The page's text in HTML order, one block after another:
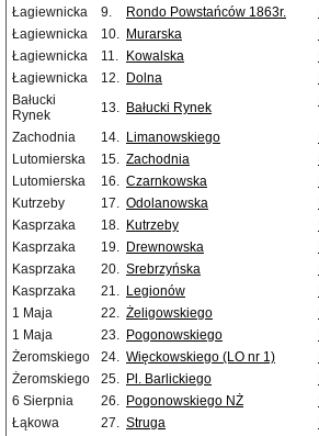
Łagiewnicka
9. Rondo Powstańców 1863r.
Łagiewnicka
10. Murarska
Łagiewnicka
11. Kowalska
Łagiewnicka
12. Dolna
Bałucki
Rynek
13. Bałucki Rynek
Zachodnia 14. Limanowskiego
Lutomierska
15. Zachodnia
Lutomierska
16. Czarnkowska
Kutrzeby
17. Odolanowska
Kasprzaka
18. Kutrzeby
Kasprzaka
19. Drewnowska
Kasprzaka
20. Srebrzyńska
Kasprzaka
21. Legionów
1 Maja
22. Żeligowskiego
1 Maja
23. Pogonowskiego
Żeromskiego
24. Więckowskiego (LO nr 1)
Żeromskiego
25. Pl. Barlickiego
6 Sierpnia
26. Pogonowskiego NŻ
Łąkowa
27. Struga